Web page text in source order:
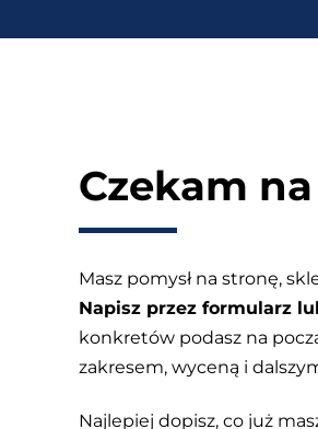
Czekam
Masz pomysł na stronę,
Napisz przez formularz
konkretów podasz na
zakresem, wyceną i
Najlepiej dopisz, co już